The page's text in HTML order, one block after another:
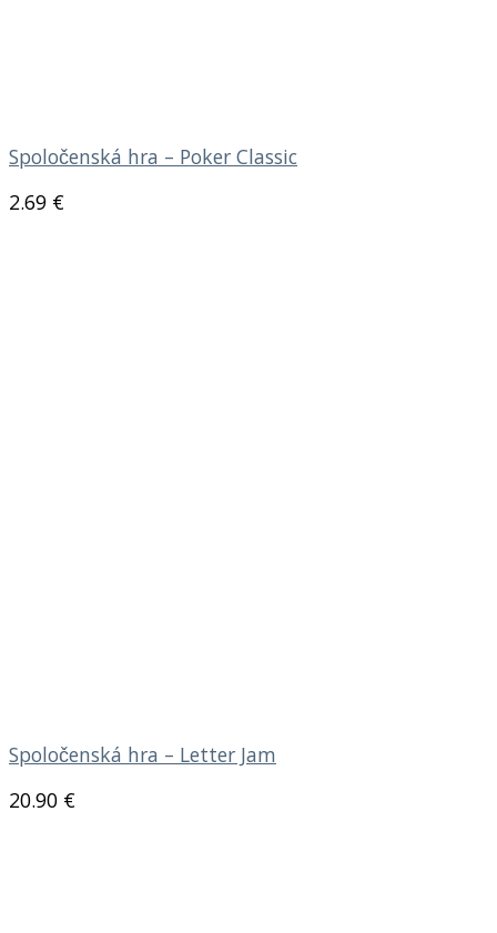
Spoločenská hra – Poker Classic
2.69 €
Spoločenská hra – Letter Jam
20.90 €